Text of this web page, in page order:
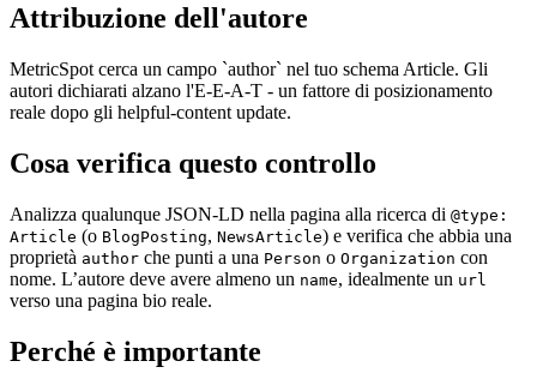
Attribuzione dell'autore
MetricSpot cerca un campo `author` nel tuo schema Article. Gli
autori dichiarati alzano l'E-E-A-T - un fattore di posizionamento
reale dopo gli helpful-content update.
Cosa verifica questo controllo
Analizza qualunque JSON-LD nella pagina alla ricerca di @type:
Article (o BlogPosting, NewsArticle) e verifica che abbia una
proprietà author che punti a una Person o Organization con
nome. L’autore deve avere almeno un name, idealmente un url
verso una pagina bio reale.
Perché è importante